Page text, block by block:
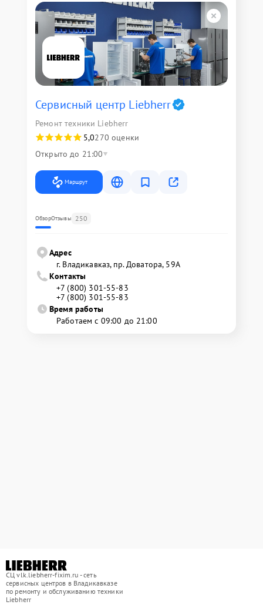
Сервисный центр Liebherr
Ремонт техники Liebherr
5,0270 оценки
Открыто до 21:00
Маршрут
ОбзорОтзывы 250
Адрес
г. Владикавказ, пр. Доватора, 59А
Контакты
+7 (800) 301-55-83
+7 (800) 301-55-83
Время работы
Работаем с 09:00 до 21:00
СЦ vlk.liebherr-fixim.ru - сеть
сервисных центров в Владикавказе
по ремонту и обслуживанию техники
Liebherr